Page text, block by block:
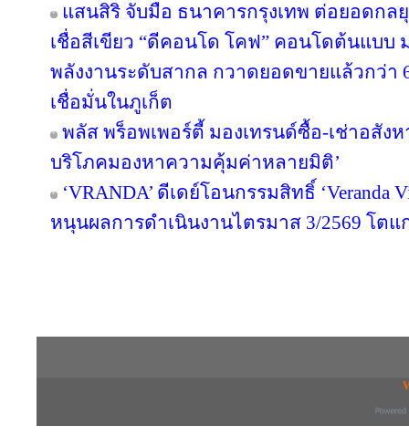
แสนสิริ จับมือ ธนาคารกรุงเทพ ต่อยอดก
เชื่อสีเขียว “ดีคอนโด โคฟ” คอนโดต้นแบบ
พลังงานระดับสากล กวาดยอดขายแล้วกว่า
เชื่อมั่นในภูเก็ต
พลัส พร็อพเพอร์ตี้ มองเทรนด์ซื้อ-เช่าอสัง
บริโภคมองหาความคุ้มค่าหลายมิติ’
‘VRANDA’ ดีเดย์โอนกรรมสิทธิ์ ‘Veranda
หนุนผลการดำเนินงานไตรมาส 3/2569 โตแ